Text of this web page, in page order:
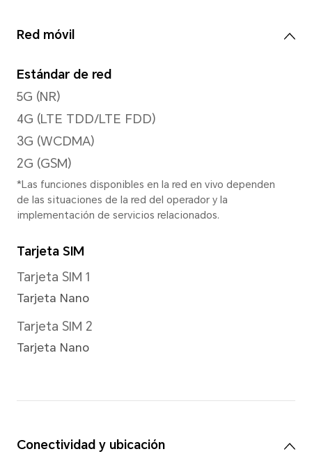
de profundidad de 5 MP
mácro de 2 MP (F2.4)
*Los píxeles de foto y vídeo
del modo de disparo. Por favor,
reales.
Grabación de vídeo
Admite grabación de vídeo
Modo de enfoque
Zoom digital de hasta 10x